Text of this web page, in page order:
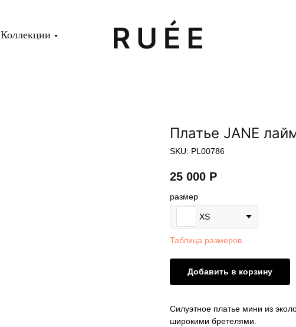
Коллекции
Платье JANE
SKU: PL00786
25 000 Р
размер
XS
Таблица размеров
Добавить в корзину
Силуэтное платье мини из
широкими бретелями.